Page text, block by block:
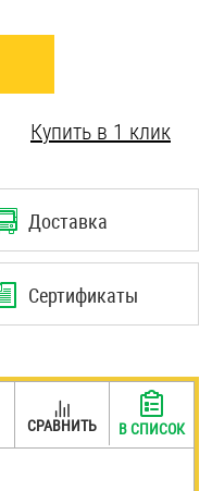
Купить в 1 клик
Доставка
Сертификаты
СРАВНИТЬ В СПИСОК